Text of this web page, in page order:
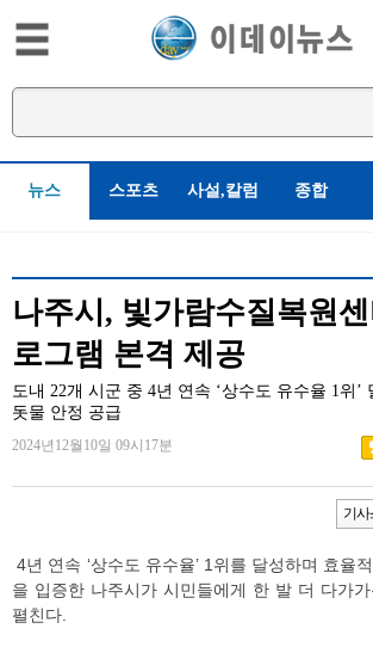
뉴스 스포츠 사설,칼럼 종합
나주시, 빛가람수질복원
로그램 본격 제공
도내 22개 시군 중 4년 연속 ‘상수도 유수율 1위
돗물 안정 공급
2024년12월10일 09시17분
기사
4년 연속 ‘상수도 유수율’ 1위를 달성하며 효율
을 입증한 나주시가 시민들에게 한 발 더 다가
펼친다.